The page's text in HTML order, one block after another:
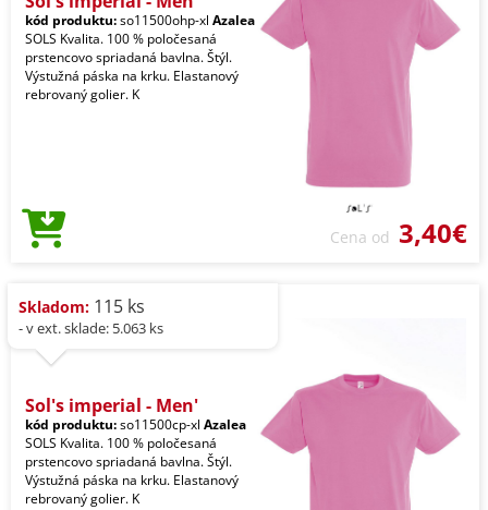
kód produktu:so11500ohp-xl Azalea
SOLS Kvalita. 100 % poločesaná
prstencovo spriadaná bavlna. Štýl.
Výstužná páska na krku. Elastanový
rebrovaný golier. K
Cena od 3,40€
Skladom: 115 ks
- v ext. sklade: 5.063 ks
Sol's imperial - Men'
kód produktu:so11500cp-xl Azalea
SOLS Kvalita. 100 % poločesaná
prstencovo spriadaná bavlna. Štýl.
Výstužná páska na krku. Elastanový
rebrovaný golier. K